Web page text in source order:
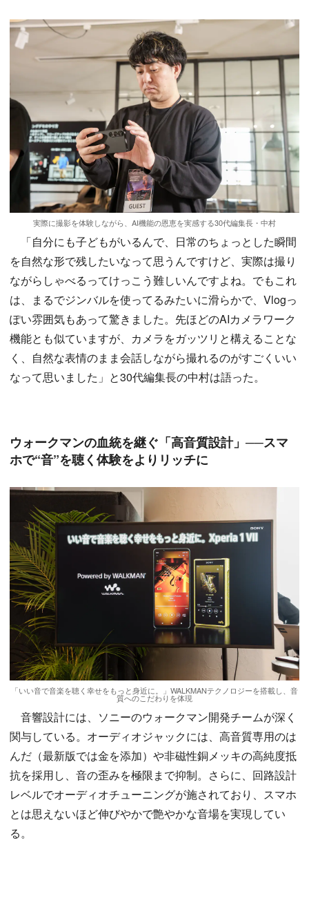
実際に撮影を体験しながら、AI機能の恩恵を実感する30代編集長・中村
「自分にも子どもがいるんで、日常のちょっとした瞬間
を自然な形で残したいなって思うんですけど、実際は撮り
ながらしゃべるってけっこう難しいんですよね。でもこれ
は、まるでジンバルを使ってるみたいに滑らかで、Vlogっ
ぽい雰囲気もあって驚きました。先ほどのAIカメラワーク
機能とも似ていますが、カメラをガッツリと構えることな
く、自然な表情のまま会話しながら撮れるのがすごくいい
なって思いました」と30代編集長の中村は語った。
ウォークマンの血統を継ぐ「高音質設計」──スマ
ホで“音”を聴く体験をよりリッチに
「いい音で音楽を聴く幸せをもっと身近に。」WALKMANテクノロジーを搭載し、音
質へのこだわりを体現
音響設計には、ソニーのウォークマン開発チームが深く
関与している。オーディオジャックには、高音質専用のは
んだ（最新版では金を添加）や非磁性銅メッキの高純度抵
抗を採用し、音の歪みを極限まで抑制。さらに、回路設計
レベルでオーディオチューニングが施されており、スマホ
とは思えないほど伸びやかで艶やかな音場を実現してい
る。